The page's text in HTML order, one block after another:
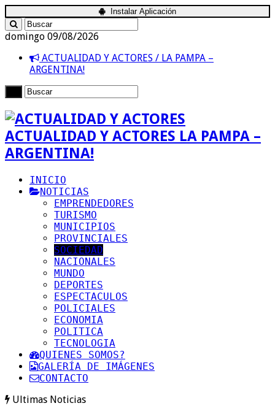
Instalar Aplicación
domingo 09/08/2026
ACTUALIDAD Y ACTORES / LA PAMPA –
ARGENTINA!
ACTUALIDAD Y ACTORES LA PAMPA –
ARGENTINA!
INICIO
NOTICIAS
EMPRENDEDORES
TURISMO
MUNICIPIOS
PROVINCIALES
SOCIEDAD
NACIONALES
MUNDO
DEPORTES
ESPECTACULOS
POLICIALES
ECONOMIA
POLITICA
TECNOLOGIA
QUIENES SOMOS?
GALERÍA DE IMÁGENES
CONTACTO
Ultimas Noticias